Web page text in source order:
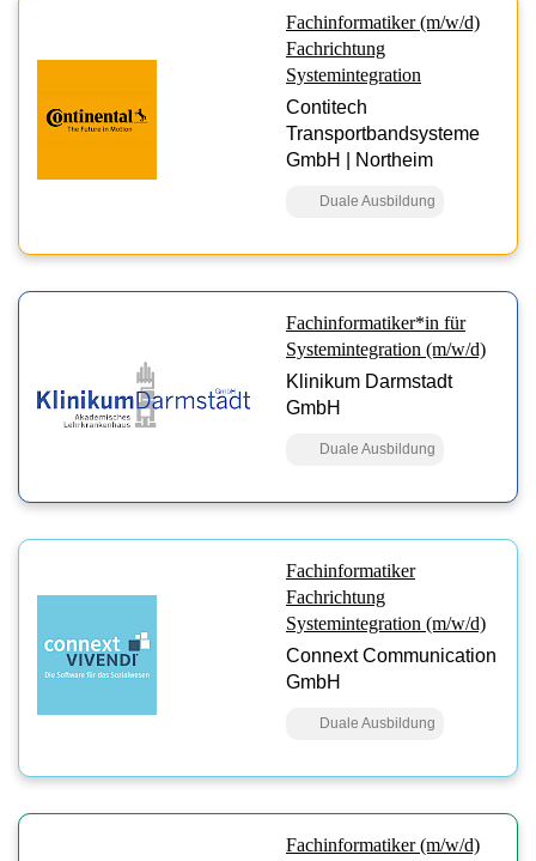
Fachinformatiker (m/w/d)
Fachrichtung
Systemintegration
Contitech
Transportbandsysteme
GmbH | Northeim
Duale Ausbildung
Fachinformatiker*in für
Systemintegration (m/w/d)
Klinikum Darmstadt
GmbH
Duale Ausbildung
Fachinformatiker
Fachrichtung
Systemintegration (m/w/d)
Connext Communication
GmbH
Duale Ausbildung
Fachinformatiker (m/w/d)